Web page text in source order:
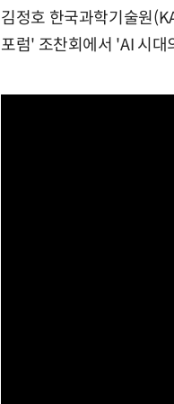
김정호 한국과학기술원
포럼' 조찬회에서 'AI 시대